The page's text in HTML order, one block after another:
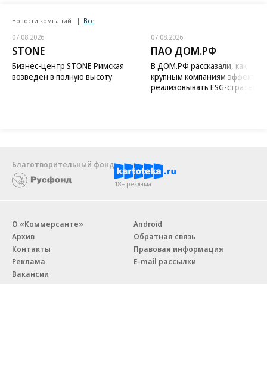
Новости компаний Все
07.08.2026
STONE
Бизнес-центр STONE Римская
возведен в полную высоту
07.08.2026
ПАО ДОМ.РФ
В ДОМ.РФ рассказали, как
крупным компаниям
реализовывать ESG-стратегию
Благотворительный фонд
18+ реклама
О «Коммерсанте»
Архив
Контакты
Реклама
Вакансии
Android
Обратная связь
Правовая информация
E-mail рассылки